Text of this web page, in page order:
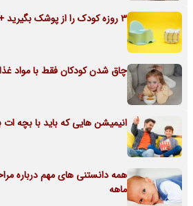
3 روزه کودک را از پوشک بگیرید + آموزش کامل
چاق شدن کودکان فقط با مواد
انیمیشن هایی که باید با بچه ات
ماهه